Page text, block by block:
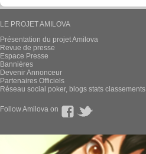
LE PROJET AMILOVA
Présentation du projet Amilova
Revue de presse
Espace Presse
Bannières
Devenir Annonceur
Partenaires Officiels
Réseau social poker, blogs stats classements
Follow Amilova on